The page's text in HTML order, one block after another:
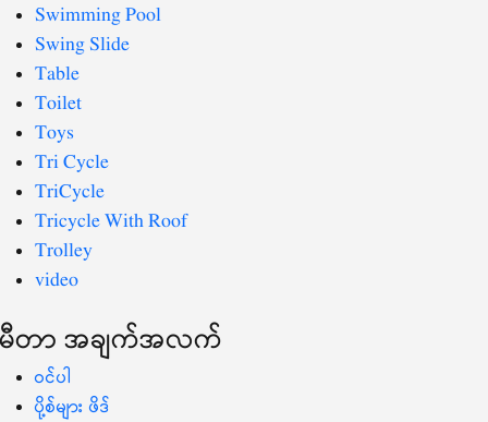
Swimming Pool
Swing Slide
Table
Toilet
Toys
Tri Cycle
TriCycle
Tricycle With Roof
Trolley
video
မီတာ အချက်အလက်
ဝင်ပါ
ပို့စ်များ ဖိဒ်